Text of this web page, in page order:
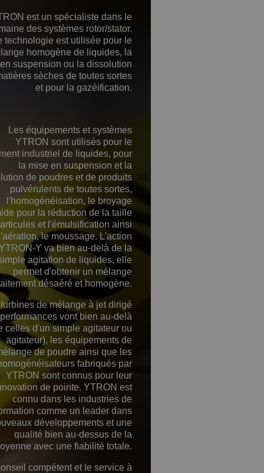
est un spécialiste dans le
des systèmes rotor/stator.
technologie est utilisée pour le
homogène de liquides, la
suspension ou la dissolution
sèches de toutes sortes
et pour la gazéification.
Les équipements et systèmes
YTRON sont utilisés pour le
industriel de liquides, pour
la mise en suspension et la
de poudres et de produits
pulvérulents de toutes sortes,
l'homogénéisation, le broyage
pour la réduction de la taille
et l'émulsification ainsi
le moussage. L'action
Y va bien au-delà de la
agitation de liquides, elle
permet d'obtenir un mélange
désaéré et homogène.
de mélange à jet dirigé
vont bien au-delà
celles d'un simple agitateur ou
agitateur), les équipements de
de poudre ainsi que les
fabriqués par
YTRON sont connus pour leur
de pointe. YTRON est
connu dans les industries de
comme un leader dans
développements et une
qualité bien au-dessus de la
avec une fiabilité totale.
compétent et le service à